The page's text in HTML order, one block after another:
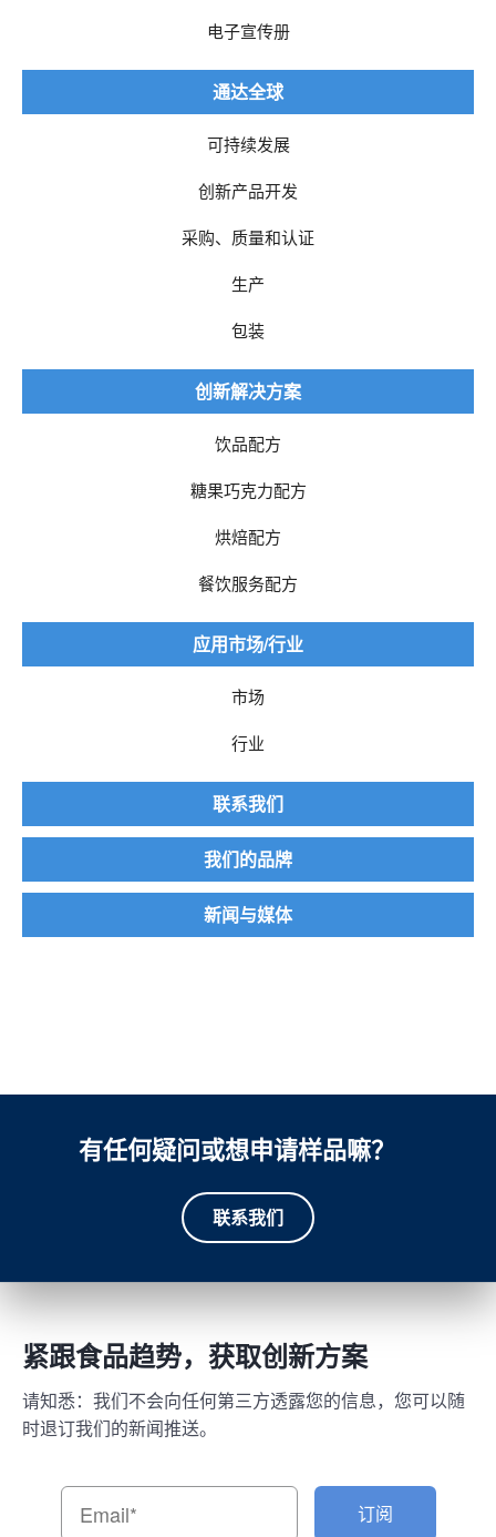
电子宣传册
通达全球
可持续发展
创新产品开发
采购、质量和认证
生产
包装
创新解决方案
饮品配方
糖果巧克力配方
烘焙配方
餐饮服务配方
应用市场/行业
市场
行业
联系我们
我们的品牌
新闻与媒体
有任何疑问或想申请样品嘛？
联系我们
紧跟食品趋势，获取创新方案
请知悉：我们不会向任何第三方透露您的信息，您可以随
时退订我们的新闻推送。
订阅